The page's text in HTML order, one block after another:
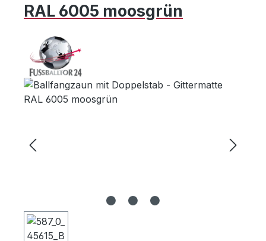
RAL 6005 moosgrün
Bildergalerie überspringen